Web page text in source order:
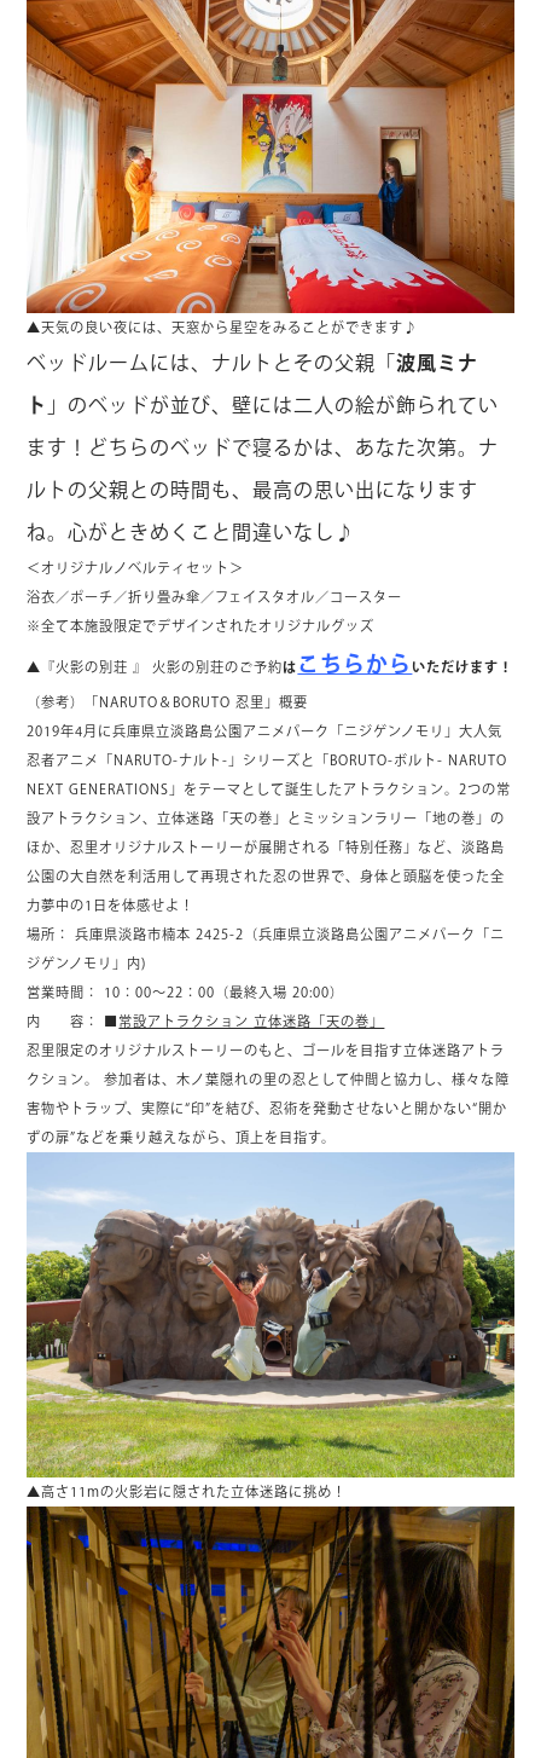
▲天気の良い夜には、天窓から星空をみることができます♪
ベッドルームには、ナルトとその父親「波風ミナ
ト 」のベッドが並び、壁には二人の絵が飾られてい
ます！どちらのベッドで寝るかは、あなた次第。ナ
ルトの父親との時間も、最高の思い出になります
ね。心がときめくこと間違いなし♪
＜オリジナルノベルティセット＞
浴衣／ポーチ／折り畳み傘／フェイスタオル／コースター
※全て本施設限定でデザインされたオリジナルグッズ
▲『火影の別荘 』 火影の別荘のご予約は こちらから いただけます！
（参考）「NARUTO＆BORUTO 忍里」概要
2019年4月に兵庫県立淡路島公園アニメパーク「ニジゲンノモリ」大人気
忍者アニメ「NARUTO-ナルト-」シリーズと「BORUTO-ボルト- NARUTO
NEXT GENERATIONS」をテーマとして誕生したアトラクション。2つの常
設アトラクション、立体迷路「天の巻」とミッションラリー「地の巻」の
ほか、忍里オリジナルストーリーが展開される「特別任務」など、淡路島
公園の大自然を利活用して再現された忍の世界で、身体と頭脳を使った全
力夢中の1日を体感せよ！
場所： 兵庫県淡路市楠本 2425-2（兵庫県立淡路島公園アニメパーク「ニ
ジゲンノモリ」内)
営業時間： 10：00～22：00（最終入場 20:00）
内 容： ■ 常設アトラクション 立体迷路「天の巻」
忍里限定のオリジナルストーリーのもと、ゴールを目指す立体迷路アトラ
クション。 参加者は、木ノ葉隠れの里の忍として仲間と協力し、様々な障
害物やトラップ、実際に“印”を結び、忍術を発動させないと開かない“開か
ずの扉”などを乗り越えながら、頂上を目指す。
▲高さ11mの火影岩に隠された立体迷路に挑め！